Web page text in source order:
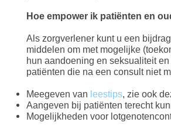
​Hoe empower ik patiënten en
Als zorgverlener kunt u een
middelen om met mogelijke
hun aandoening en seksualiteit
patiënten die na een consult niet
Meegeven van leestips, zie ook
Aangeven bij patiënten terecht
Mogelijkheden voor